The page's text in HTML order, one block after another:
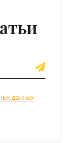
данных